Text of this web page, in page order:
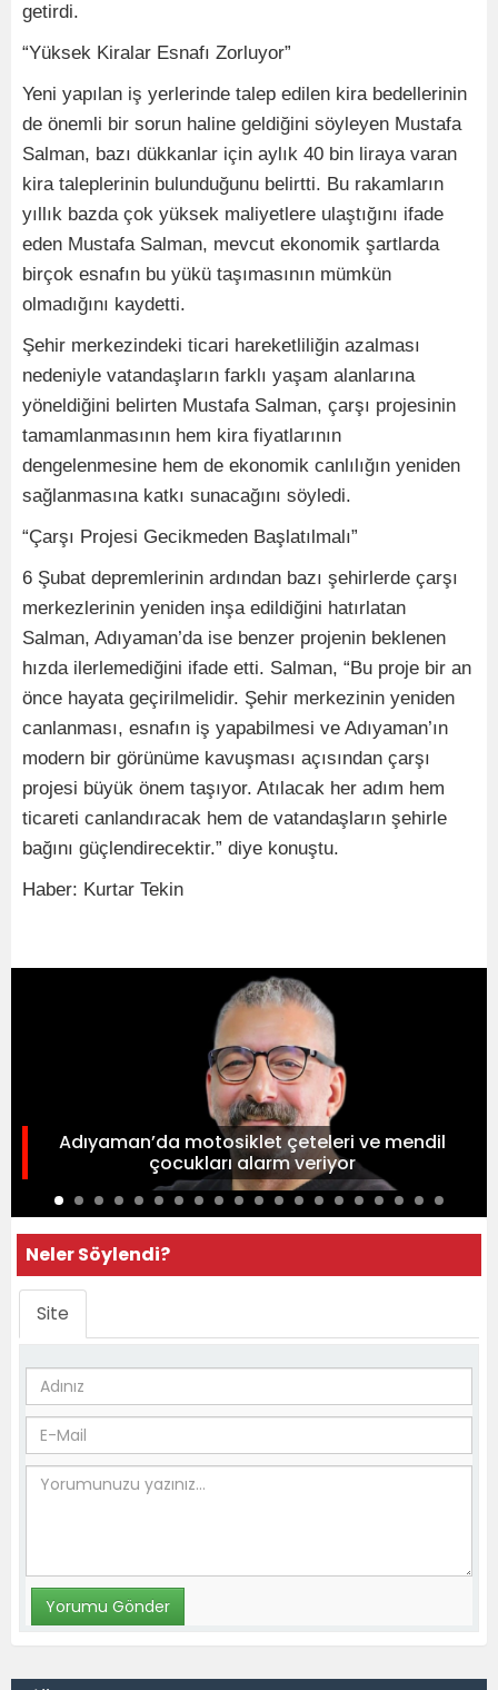
getirdi.
“Yüksek Kiralar Esnafı Zorluyor”
Yeni yapılan iş yerlerinde talep edilen kira bedellerinin
de önemli bir sorun haline geldiğini söyleyen Mustafa
Salman, bazı dükkanlar için aylık 40 bin liraya varan
kira taleplerinin bulunduğunu belirtti. Bu rakamların
yıllık bazda çok yüksek maliyetlere ulaştığını ifade
eden Mustafa Salman, mevcut ekonomik şartlarda
birçok esnafın bu yükü taşımasının mümkün
olmadığını kaydetti.
Şehir merkezindeki ticari hareketliliğin azalması
nedeniyle vatandaşların farklı yaşam alanlarına
yöneldiğini belirten Mustafa Salman, çarşı projesinin
tamamlanmasının hem kira fiyatlarının
dengelenmesine hem de ekonomik canlılığın yeniden
sağlanmasına katkı sunacağını söyledi.
“Çarşı Projesi Gecikmeden Başlatılmalı”
6 Şubat depremlerinin ardından bazı şehirlerde çarşı
merkezlerinin yeniden inşa edildiğini hatırlatan
Salman, Adıyaman’da ise benzer projenin beklenen
hızda ilerlemediğini ifade etti. Salman, “Bu proje bir an
önce hayata geçirilmelidir. Şehir merkezinin yeniden
canlanması, esnafın iş yapabilmesi ve Adıyaman’ın
modern bir görünüme kavuşması açısından çarşı
projesi büyük önem taşıyor. Atılacak her adım hem
ticareti canlandıracak hem de vatandaşların şehirle
bağını güçlendirecektir.” diye konuştu.
Haber: Kurtar Tekin
Adıyaman’da motosiklet çeteleri ve mendil
çocukları alarm veriyor
Neler Söylendi?
Site